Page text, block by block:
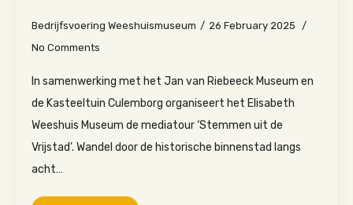
Bedrijfsvoering Weeshuismuseum
26 February 2025
No Comments
In samenwerking met het Jan van Riebeeck Museum en
de Kasteeltuin Culemborg organiseert het Elisabeth
Weeshuis Museum de mediatour ‘Stemmen uit de
Vrijstad’. Wandel door de historische binnenstad langs
acht…